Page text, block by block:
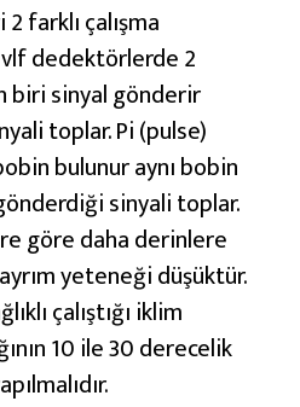
farklı çalışma
dedektörlerde 2
biri sinyal gönderir
toplar. Pi (pulse)
bulunur aynı bobin
sinyali toplar.
göre daha derinlere
yeteneği düşüktür.
çalıştığı iklim
10 ile 30 derecelik